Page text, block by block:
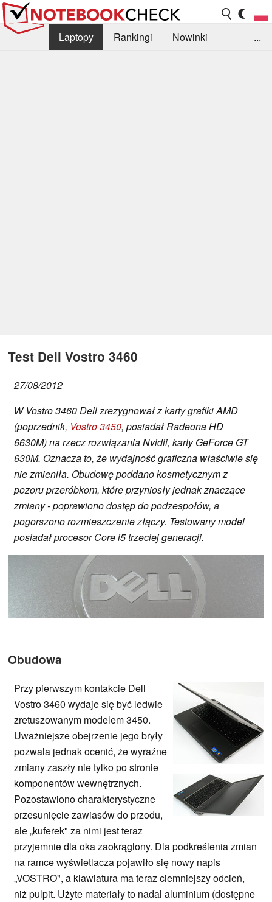
Laptopy Rankingi
Nowinki
...
Test Dell Vostro 3460
27/08/2012
W Vostro 3460 Dell zrezygnował z karty grafiki AMD
(poprzednik, Vostro 3450, posiadał Radeona HD
6630M) na rzecz rozwiązania Nvidii, karty GeForce GT
630M. Oznacza to, że wydajność graficzna właściwie się
nie zmieniła. Obudowę poddano kosmetycznym z
pozoru przeróbkom, które przyniosły jednak znaczące
zmiany - poprawiono dostęp do podzespołów, a
pogorszono rozmieszczenie złączy. Testowany model
posiadał procesor Core i5 trzeciej generacji.
Obudowa
Przy pierwszym kontakcie Dell
Vostro 3460 wydaje się być ledwie
zretuszowanym modelem 3450.
Uważniejsze obejrzenie jego bryły
pozwala jednak ocenić, że wyraźne
zmiany zaszły nie tylko po stronie
komponentów wewnętrznych.
Pozostawiono charakterystyczne
przesunięcie zawiasów do przodu,
ale „kuferek" za nimi jest teraz
przyjemnie dla oka zaokrąglony. Dla podkreślenia zmian
na ramce wyświetlacza pojawiło się nowy napis
„VOSTRO", a klawiatura ma teraz ciemniejszy odcień,
niż pulpit. Użyte materiały to nadal aluminium (dostępne